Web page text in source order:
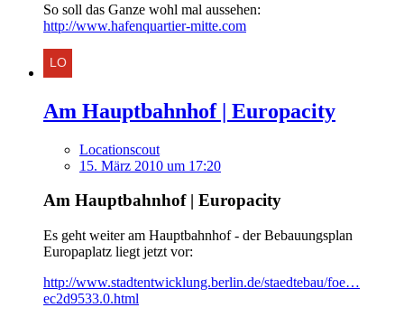
So soll das Ganze wohl mal aussehen:
http://www.hafenquartier-mitte.com
Am Hauptbahnhof | Europacity
Locationscout
15. März 2010 um 17:20
Am Hauptbahnhof | Europacity
Es geht weiter am Hauptbahnhof - der Bebauungsplan
Europaplatz liegt jetzt vor:
http://www.stadtentwicklung.berlin.de/staedtebau/foe…
ec2d9533.0.html